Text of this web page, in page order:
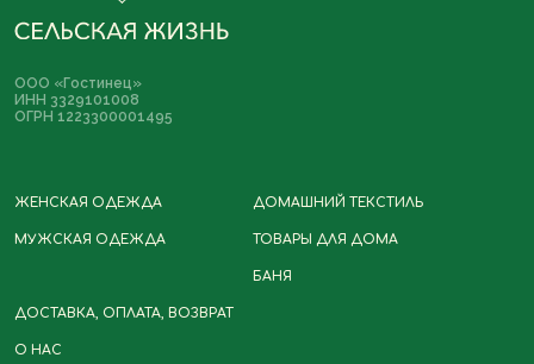
ООО «Гостинец»
ИНН 3329101008
ОГРН 1223300001495
ЖЕНСКАЯ ОДЕЖДА
МУЖСКАЯ ОДЕЖДА
ДОМАШНИЙ ТЕКСТИЛЬ
ТОВАРЫ ДЛЯ ДОМА
БАНЯ
ДОСТАВКА, ОПЛАТА, ВОЗВРАТ
О НАС
Политика
конфиденциальности
Договор-оферта
запрещена в РФ